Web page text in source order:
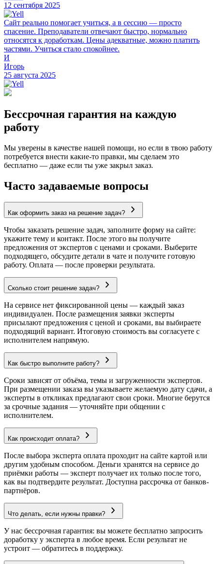
12 сентября 2025
Сайт реально помогает учиться, а в сессию — просто
спасение. Преподаватели отвечают быстро, нормально
относятся к доработкам. Цены адекватные, можно платить
частями. Учиться стало спокойнее.
И
Игорь
25 августа 2025
Бессрочная гарантия на каждую
работу
Мы уверены в качестве нашей помощи, но если в твою работу
потребуется внести какие-то правки, мы сделаем это
бесплатно — даже если ты уже закрыл заказ.
Часто задаваемые вопросы
Как оформить заказ на решение задач?
Чтобы заказать решение задач, заполните форму на сайте:
укажите тему и контакт. После этого вы получите
предложения от экспертов с ценами и сроками. Выберите
подходящего, обсудите детали в чате и получите готовую
работу. Оплата — после проверки результата.
Сколько стоит решение задач?
На сервисе нет фиксированной цены — каждый заказ
индивидуален. После размещения заявки эксперты
присылают предложения с ценой и сроками, вы выбираете
подходящий вариант. Итоговую стоимость вы согласуете с
исполнителем напрямую.
Как быстро выполните работу?
Сроки зависят от объёма, темы и загруженности экспертов.
При размещении заказа вы указываете желаемую дату сдачи, а
эксперты в откликах предлагают свои сроки. Многие берутся
за срочные задания — уточняйте при общении с
исполнителем.
Как происходит оплата?
После выбора эксперта оплата проходит на сайте картой или
другим удобным способом. Деньги хранятся на сервисе до
приёмки работы — эксперт получает их только после того,
как вы подтвердите результат. Доступна рассрочка от банков-
партнёров.
Что делать, если нужны правки?
У нас бессрочная гарантия: вы можете бесплатно запросить
доработку у эксперта в любое время. Если результат не
устроит — обратитесь в поддержку.